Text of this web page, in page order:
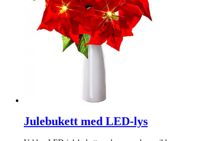
Julebukett med LED-lys